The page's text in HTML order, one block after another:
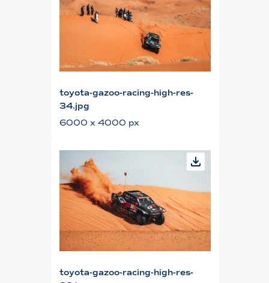
toyota-gazoo-racing-high-res-
34.jpg
6000 x 4000 px
toyota-gazoo-racing-high-res-